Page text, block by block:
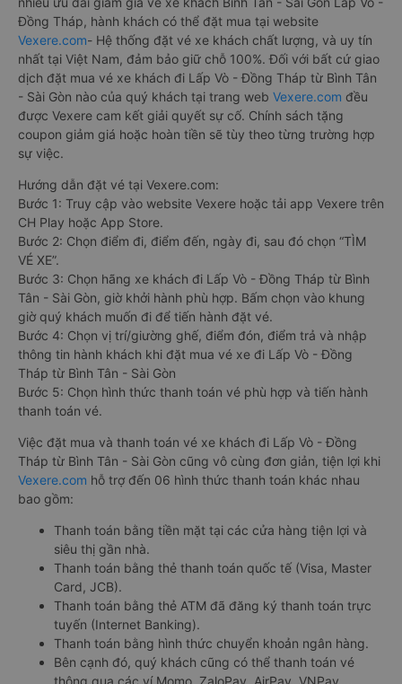
Đồng Tháp, hành khách có thể đặt mua tại website
Vexere.com- Hệ thống đặt vé xe khách chất lượng, và uy tín
nhất tại Việt Nam, đảm bảo giữ chỗ 100%. Đối với bất cứ giao
dịch đặt mua vé xe khách đi Lấp Vò - Đồng Tháp từ Bình Tân
- Sài Gòn nào của quý khách tại trang web Vexere.com đều
được Vexere cam kết giải quyết sự cố. Chính sách tặng
coupon giảm giá hoặc hoàn tiền sẽ tùy theo từng trường hợp
sự việc.
Hướng dẫn đặt vé tại Vexere.com:
Bước 1: Truy cập vào website Vexere hoặc tải app Vexere trên
CH Play hoặc App Store.
Bước 2: Chọn điểm đi, điểm đến, ngày đi, sau đó chọn “TÌM
VÉ XE”.
Bước 3: Chọn hãng xe khách đi Lấp Vò - Đồng Tháp từ Bình
Tân - Sài Gòn, giờ khởi hành phù hợp. Bấm chọn vào khung
giờ quý khách muốn đi để tiến hành đặt vé.
Bước 4: Chọn vị trí/giường ghế, điểm đón, điểm trả và nhập
thông tin hành khách khi đặt mua vé xe đi Lấp Vò - Đồng
Tháp từ Bình Tân - Sài Gòn
Bước 5: Chọn hình thức thanh toán vé phù hợp và tiến hành
thanh toán vé.
Việc đặt mua và thanh toán vé xe khách đi Lấp Vò - Đồng
Tháp từ Bình Tân - Sài Gòn cũng vô cùng đơn giản, tiện lợi khi
Vexere.com hỗ trợ đến 06 hình thức thanh toán khác nhau
bao gồm:
Thanh toán bằng tiền mặt tại các cửa hàng tiện lợi và
siêu thị gần nhà.
Thanh toán bằng thẻ thanh toán quốc tế (Visa, Master
Card, JCB).
Thanh toán bằng thẻ ATM đã đăng ký thanh toán trực
tuyến (Internet Banking).
Thanh toán bằng hình thức chuyển khoản ngân hàng.
Bên cạnh đó, quý khách cũng có thể thanh toán vé
thông qua các ví Momo, ZaloPay, AirPay, VNPay,…